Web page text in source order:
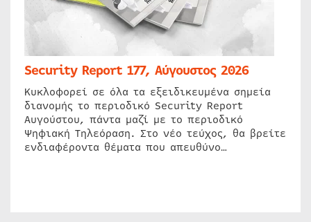
Security Report 177, Αύγουστος 2026
Κυκλοφορεί σε όλα τα εξειδικευμένα σημεία
διανομής το περιοδικό Security Report
Αυγούστου, πάντα μαζί με το περιοδικό
Ψηφιακή Τηλεόραση. Στο νέο τεύχος, θα βρείτε
ενδιαφέροντα θέματα που απευθύνο…